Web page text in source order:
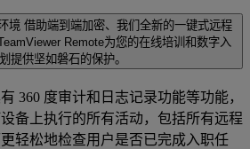
境 借助端到端加密、我们全新的一键式远程
Remote为您的在线培训和数字入
提供坚如磐石的保护。
360 度审计和日志记录功能等功能，
备上执行的所有活动，包括所有远程
轻松地检查用户是否已完成入职任